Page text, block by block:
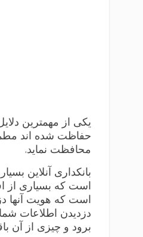
حفاظت شده اند
محافظت نماید.
بانکداری آنلاین
است که بسیاری از
است که هویت آنها
دزدیدن اطلاعات
برود و چیزی از آن